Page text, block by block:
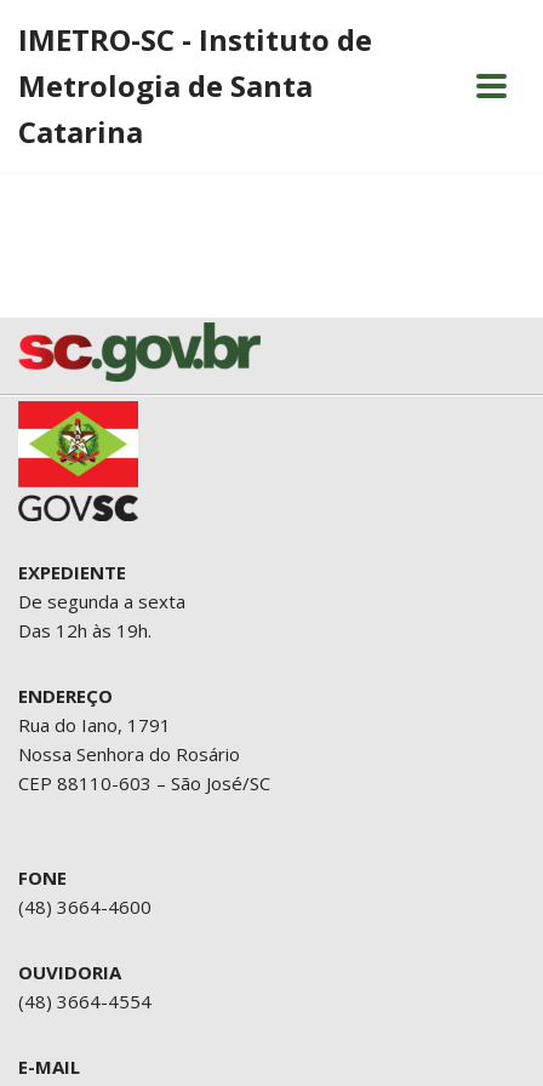
para
o
IMETRO-SC - Instituto de
Metrologia de Santa
Catarina
EXPEDIENTE
De segunda a sexta
Das 12h às 19h.
ENDEREÇO
Rua do Iano, 1791
Nossa Senhora do Rosário
CEP 88110-603 – São José/SC
FONE
(48) 3664-4600
OUVIDORIA
(48) 3664-4554
E-MAIL